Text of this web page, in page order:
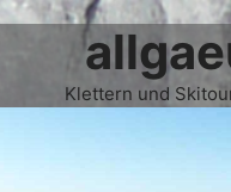
Klettern und